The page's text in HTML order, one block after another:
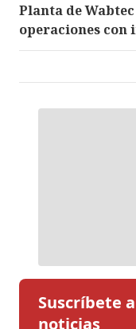
Planta de
operaciones con
Suscríbete
noticias